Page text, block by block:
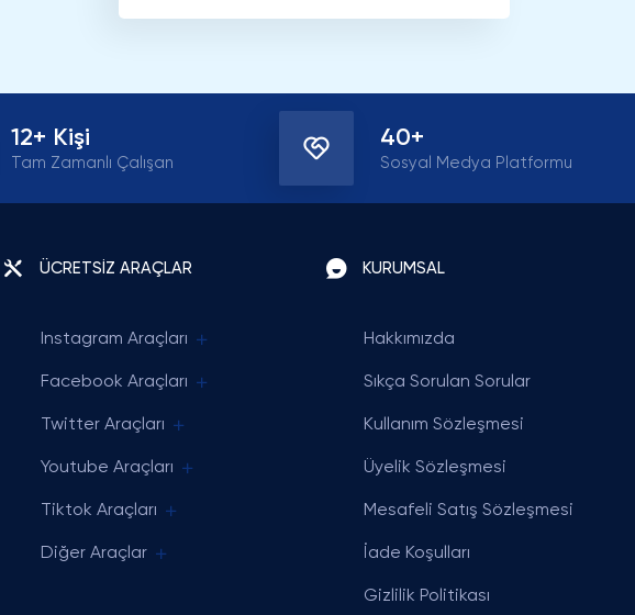
12+ Kişi
Tam Zamanlı Çalışan
40+
Sosyal Medya Platformu
ÜCRETSİZ ARAÇLAR
Instagram Araçları
Facebook Araçları
Twitter Araçları
Youtube Araçları
Tiktok Araçları
Diğer Araçlar
KURUMSAL
Hakkımızda
Sıkça Sorulan Sorular
Kullanım Sözleşmesi
Üyelik Sözleşmesi
Mesafeli Satış Sözleşmesi
İade Koşulları
Gizlilik Politikası